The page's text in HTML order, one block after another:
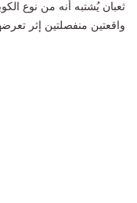
ثعبان يُشتبه أنه من نوع
واقعتين منفصلتين إثر